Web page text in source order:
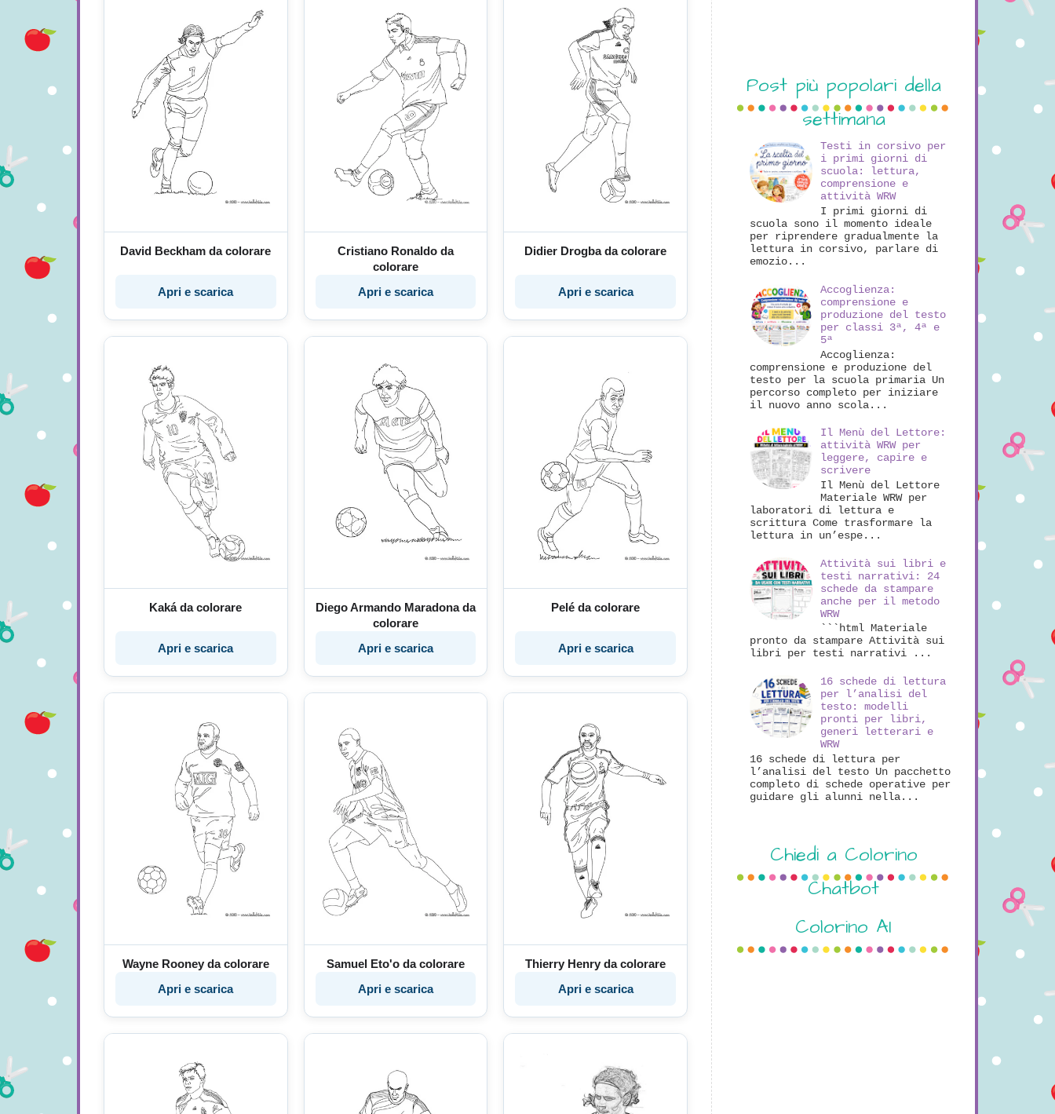
David Beckham da colorare
Apri e scarica
Cristiano Ronaldo da
colorare
Apri e scarica
Didier Drogba da colorare
Apri e scarica
Kaká da colorare
Apri e scarica
Diego Armando Maradona da
colorare
Apri e scarica
Pelé da colorare
Apri e scarica
Wayne Rooney da colorare
Apri e scarica
Samuel Eto'o da colorare
Apri e scarica
Thierry Henry da colorare
Apri e scarica
Post più popolari della
settimana
Testi in corsivo per
i primi giorni di
scuola: lettura,
comprensione e
attività WRW
I primi giorni di
scuola sono il momento ideale
per riprendere gradualmente la
lettura in corsivo, parlare di
emozio...
Accoglienza:
comprensione e
produzione del testo
per classi 3ª, 4ª e
5ª
Accoglienza:
comprensione e produzione del
testo per la scuola primaria Un
percorso completo per iniziare
il nuovo anno scola...
Il Menù del Lettore:
attività WRW per
leggere, capire e
scrivere
Il Menù del Lettore
Materiale WRW per
laboratori di lettura e
scrittura Come trasformare la
lettura in un’espe...
Attività sui libri e
testi narrativi: 24
schede da stampare
anche per il metodo
WRW
```html Materiale
pronto da stampare Attività sui
libri per testi narrativi ...
16 schede di lettura
per l’analisi del
testo: modelli
pronti per libri,
generi letterari e
WRW
16 schede di lettura per
l’analisi del testo Un pacchetto
completo di schede operative per
guidare gli alunni nella...
Chiedi a Colorino
Chatbot
Colorino AI